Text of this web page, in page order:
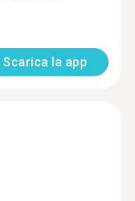
Scarica la app